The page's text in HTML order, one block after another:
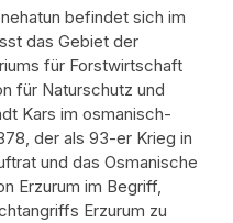
befindet sich im
das Gebiet der
für Forstwirtschaft
für Naturschutz und
Kars im osmanisch-
der als 93-er Krieg in
und das Osmanische
Erzurum im Begriff,
Erzurum zu